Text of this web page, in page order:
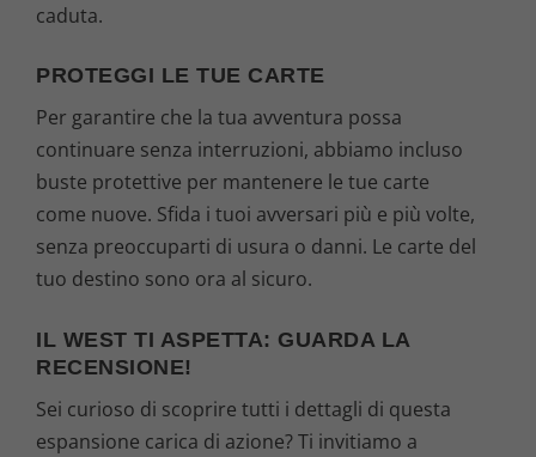
caduta.
PROTEGGI LE TUE CARTE
Per garantire che la tua avventura possa
continuare senza interruzioni, abbiamo incluso
buste protettive per mantenere le tue carte
come nuove. Sfida i tuoi avversari più e più volte,
senza preoccuparti di usura o danni. Le carte del
tuo destino sono ora al sicuro.
IL WEST TI ASPETTA: GUARDA LA
RECENSIONE!
Sei curioso di scoprire tutti i dettagli di questa
espansione carica di azione? Ti invitiamo a